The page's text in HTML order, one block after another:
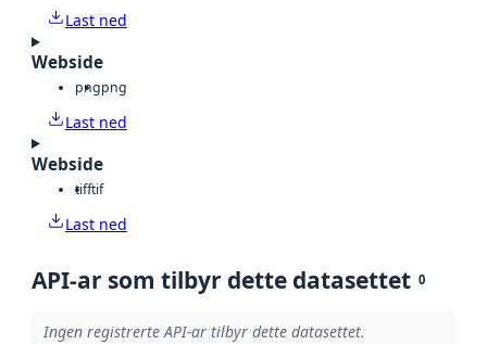
Last ned
Webside
pngpng
Last ned
Webside
tifftif
Last ned
API-ar som tilbyr dette datasettet 0
Ingen registrerte API-ar tilbyr dette datasettet.